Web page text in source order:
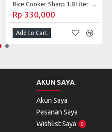
Rice Cooker Sharp 1.8 Liter KS-N18MG-RD/SL
Rp 330,000
Add to Cart
AKUN SAYA
Akun Saya
Pesanan Saya
Wishlist Saya
0